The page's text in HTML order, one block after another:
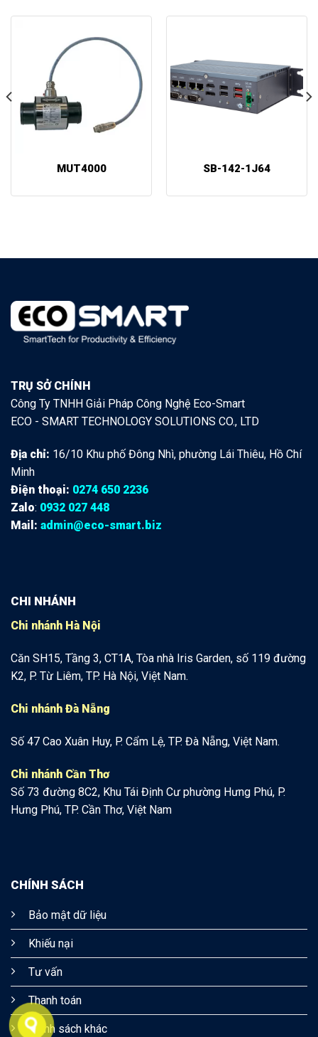
MUT4000 SB-142-1J64
TRỤ SỞ CHÍNH
Công Ty TNHH Giải Pháp Công Nghệ Eco-Smart
ECO - SMART TECHNOLOGY SOLUTIONS CO., LTD
Địa chỉ: 16/10 Khu phố Đông Nhì, phường Lái Thiêu, Hồ Chí
Minh
Điện thoại: 0274 650 2236
Zalo: 0932 027 448
Mail: admin@eco-smart.biz
CHI NHÁNH
Chi nhánh Hà Nội
Căn SH15, Tầng 3, CT1A, Tòa nhà Iris Garden, số 119 đường
K2, P. Từ Liêm, TP. Hà Nội, Việt Nam.
Chi nhánh Đà Nẵng
Số 47 Cao Xuân Huy, P. Cẩm Lệ, TP. Đà Nẵng, Việt Nam.
Chi nhánh Cần Thơ
Số 73 đường 8C2, Khu Tái Định Cư phường Hưng Phú, P.
Hưng Phú, TP. Cần Thơ, Việt Nam
CHÍNH SÁCH
Bảo mật dữ liệu
Khiếu nại
Tư vấn
Thanh toán
Chính sách khác